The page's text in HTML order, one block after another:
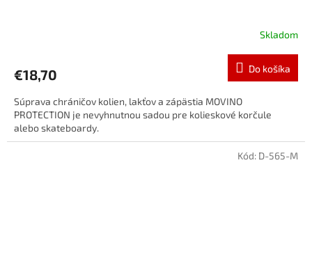
Skladom
€18,70 Do košíka
Súprava chráničov kolien, lakťov a zápästia MOVINO
PROTECTION je nevyhnutnou sadou pre kolieskové korčule
alebo skateboardy.
Kód: D-565-M